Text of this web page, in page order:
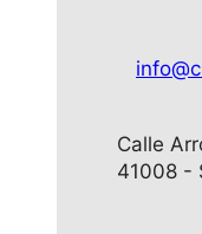
Calle
41008 -